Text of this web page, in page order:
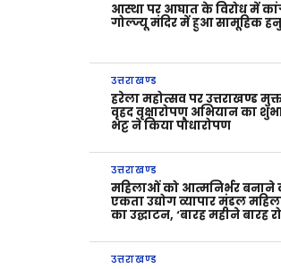
आस्था पर आघात के विरोध में
गोल्ज्यू मंदिर में हुआ सामूहिक
उत्तराखण्ड
हरेला महोत्सव पर उत्तराखण्ड
वृहद वृक्षारोपण अभियान का
भट्ट ने किया पौधारोपण
उत्तराखण्ड
महिलाओं को आत्मनिर्भर बनाने
एकता उद्योग व्यापार मंडल
का उद्घाटन, ‘बारह महीने बारह
उत्तराखण्ड